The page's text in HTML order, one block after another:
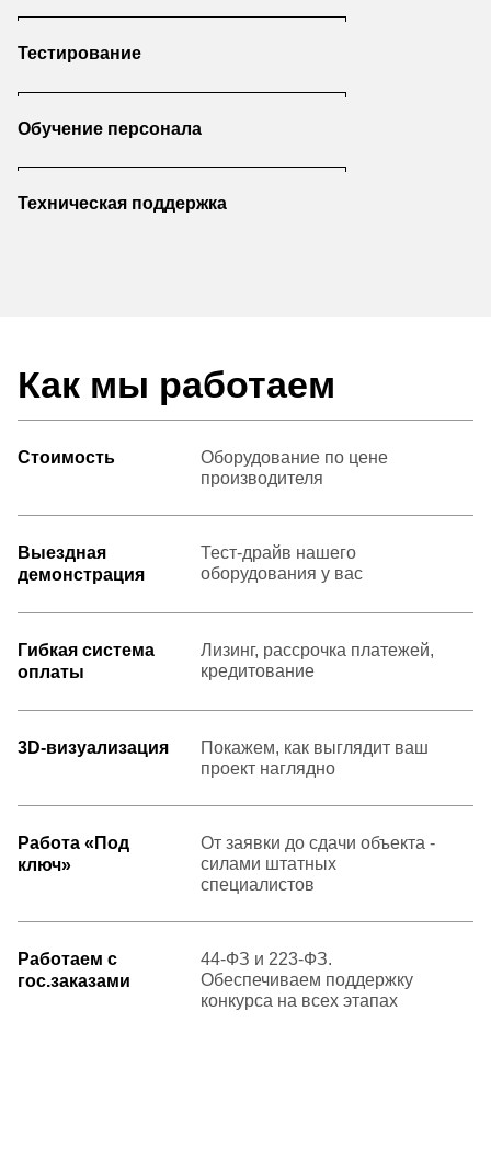
Тестирование
Обучение персонала
Техническая поддержка
Как мы работаем
Стоимость
Оборудование по цене
производителя
Выездная
демонстрация
Тест-драйв нашего
оборудования у вас
Гибкая система
оплаты
Лизинг, рассрочка платежей,
кредитование
3D-визуализация
Покажем, как выглядит ваш
проект наглядно
Работа «Под
ключ»
От заявки до сдачи объекта -
силами штатных
специалистов
Работаем с
гос.заказами
44-ФЗ и 223-ФЗ.
Обеспечиваем поддержку
конкурса на всех этапах